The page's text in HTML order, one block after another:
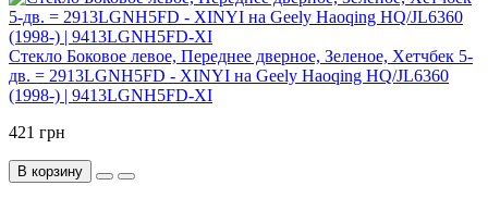
Стекло Боковое левое, Переднее дверное, Зеленое, Хетчбек 5-
дв. = 2913LGNH5FD - XINYI на Geely Haoqing HQ/JL6360
(1998-) | 9413LGNH5FD-XI
421 грн
В корзину